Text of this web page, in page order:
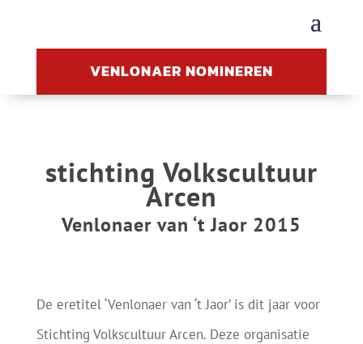
VENLONAER NOMINEREN
stichting Volkscultuur
Arcen
Venlonaer van ‘t Jaor 2015
De eretitel ‘Venlonaer van ‘t Jaor’ is dit jaar voor
Stichting Volkscultuur Arcen. Deze organisatie